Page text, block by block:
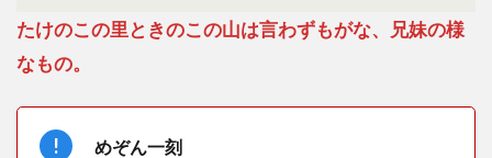
ピッ
コロ
王
1.3
たけのこの里ときのこの山は言わずもがな、兄妹の様
なもの。
めぞん一刻